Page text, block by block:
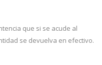
que si se acude al
se devuelva en efectivo.